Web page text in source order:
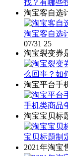
找？有哪些
淘宝客自选
淘宝客自选
07/31 25
淘宝裂变券
么回事？如
淘宝平台手
手机类商品
淘宝宝贝标
宝贝标题制
2021年淘宝